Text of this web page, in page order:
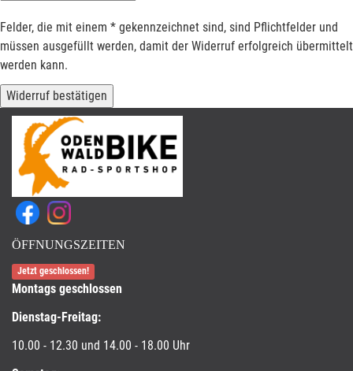
Felder, die mit einem * gekennzeichnet sind, sind Pflichtfelder und
müssen ausgefüllt werden, damit der Widerruf erfolgreich übermittelt
werden kann.
Widerruf bestätigen
ÖFFNUNGSZEITEN
Jetzt geschlossen!
Montags geschlossen
Dienstag-Freitag:
10.00 - 12.30 und 14.00 - 18.00 Uhr